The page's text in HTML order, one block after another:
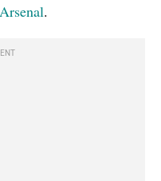
Arsenal.